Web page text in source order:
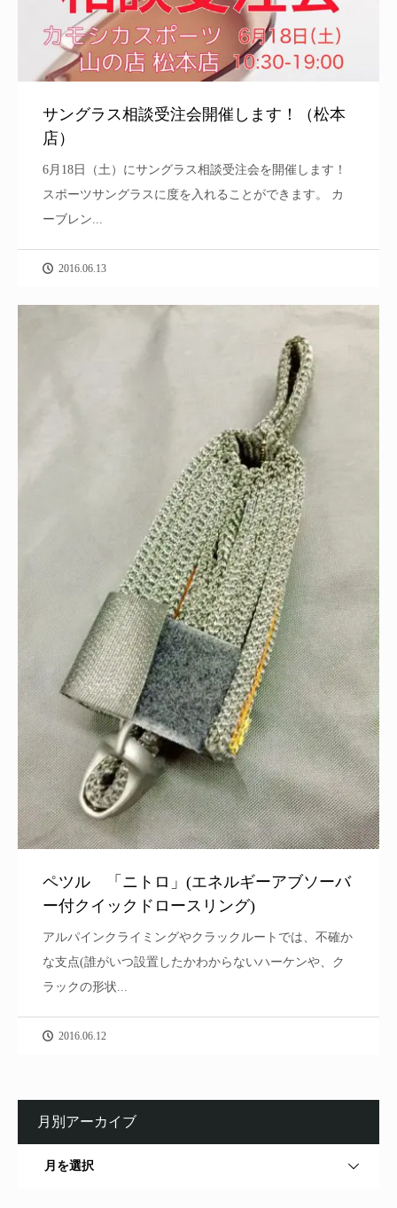
サングラス相談受注会開催します！（松本
店）
6月18日（土）にサングラス相談受注会を開催します！
スポーツサングラスに度を入れることができます。 カ
ーブレン...
2016.06.13
ペツル 「ニトロ」(エネルギーアブソーバ
ー付クイックドロースリング)
アルパインクライミングやクラックルートでは、不確か
な支点(誰がいつ設置したかわからないハーケンや、ク
ラックの形状...
2016.06.12
月別アーカイブ
月を選択